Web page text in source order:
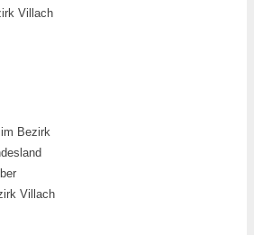
Villach
Bezirk
Villach